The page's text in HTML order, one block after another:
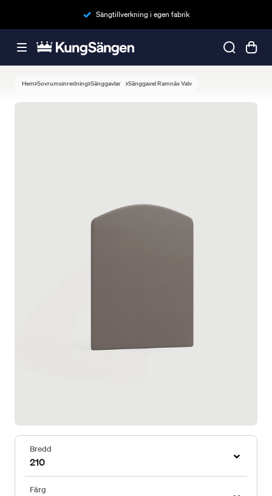
Sängtillverkning i egen fabrik
Hem Sovrumsinredning Sänggavlar Sänggavel Ramnäs Valv
Bredd
210
Färg